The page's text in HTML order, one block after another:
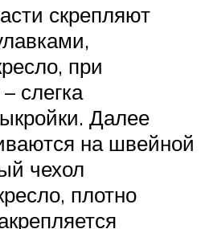
скрепляют
при
слегка
Далее
на швейной
чехол
плотно